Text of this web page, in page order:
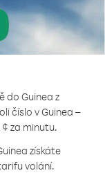
do Guinea z
číslo v Guinea –
za minutu.
získáte
volání.